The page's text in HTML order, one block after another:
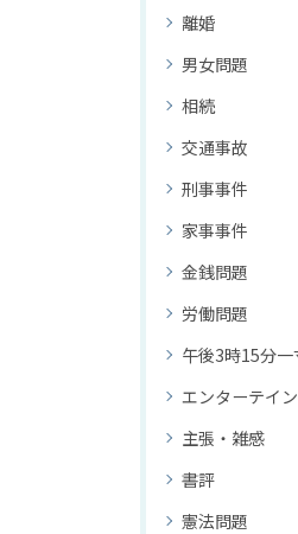
離婚
男女問題
相続
交通事故
刑事事件
家事事件
金銭問題
労働問題
午後3時15分
エンターテイ
主張・雑感
書評
憲法問題